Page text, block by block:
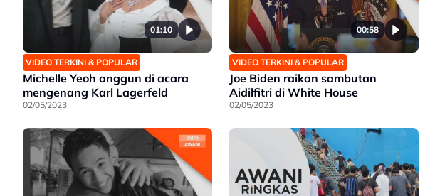
01:10
VIDEO TERKINI & POPULAR
Michelle Yeoh anggun di acara
mengenang Karl Lagerfeld
02/05/2023
00:58
VIDEO TERKINI & POPULAR
Joe Biden raikan sambutan
Aidilfitri di White House
02/05/2023